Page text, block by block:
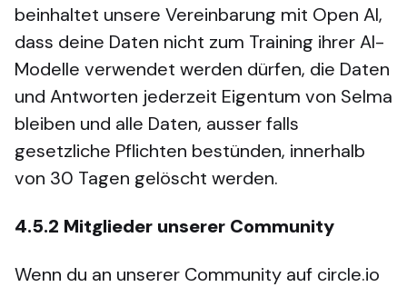
beinhaltet unsere Vereinbarung mit Open AI,
dass deine Daten nicht zum Training ihrer AI-
Modelle verwendet werden dürfen, die Daten
und Antworten jederzeit Eigentum von Selma
bleiben und alle Daten, ausser falls
gesetzliche Pflichten bestünden, innerhalb
von 30 Tagen gelöscht werden.
4.5.2 Mitglieder unserer Community
Wenn du an unserer Community auf circle.io